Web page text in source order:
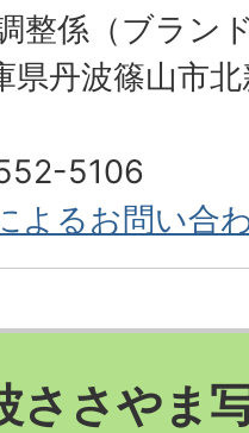
整係（ブラン
丹波篠山市
5106
よるお問い合
ささやま